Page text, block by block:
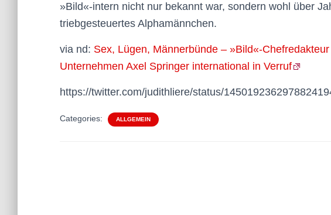
»Bild«-intern nicht nur bekannt war, sondern wohl über
triebgesteuertes Alphamännchen.
via nd: Sex, Lügen, Männerbünde – »Bild«-
Unternehmen Axel Springer international in Verruf
https://twitter.com/judithliere/status/
Categories: ALLGEMEIN